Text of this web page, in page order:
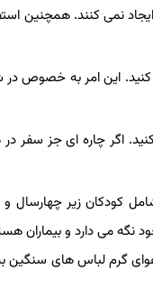
نمی‌ کنند. همچنین
کنید. این امر به خصوص
اگر چاره ‌ای جز سفر در
نگه می ‌دارد و بیماران
گرم لباس‌ های سنگین به